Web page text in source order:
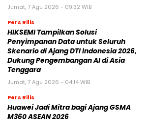
Jumat, 7 Agu 2026 - 09:32 WIB
Pers Rilis
HIKSEMI Tampilkan Solusi
Penyimpanan Data untuk Seluruh
Skenario di Ajang DTI Indonesia 2026,
Dukung Pengembangan AI di Asia
Tenggara
Jumat, 7 Agu 2026 - 04:14 WIB
Pers Rilis
Huawei Jadi Mitra bagi Ajang GSMA
M360 ASEAN 2026